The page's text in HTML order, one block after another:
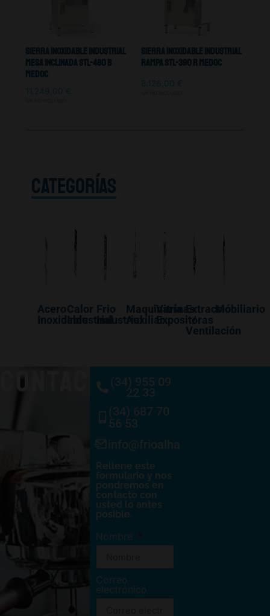
Sierra Inoxidable Industrial
Mesa Inclinada STL-480 B
Medoc
11.249,00 €
Sierra Inoxidable Industrial
Rampa STL-390 R Medoc
8.126,00 €
CATEGORÍAS
Acero
Inoxidable
Calor
Industrial
Frio
Industrial
Maquinaría
Auxiliar
Vitrinas
Expositoras
Extracción
/
Ventilación
Mobiliario
CONTACTO(34) 955 09
22 33
(34) 687 70
56 53
info@frioalhambra.com
Rellene este
formulario y nos
pondremos en
contacto con
usted lo antes
posible.
Nombre
Correo
electrónico